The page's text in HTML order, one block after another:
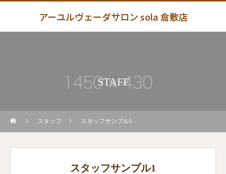
アーユルヴェーダサロン sola 倉敷店
STAFF
スタッフ スタッフサンプル1
スタッフサンプル1